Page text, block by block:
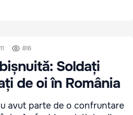
816
Soldați
de oi în România
avut parte de o confruntare